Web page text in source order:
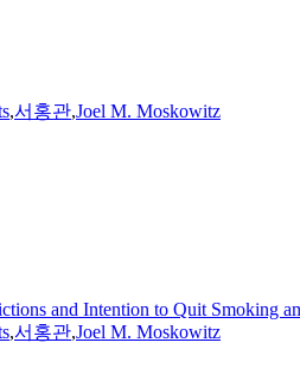
,서홍관,Joel M. Moskowitz
and Intention to Quit Smoking
,서홍관,Joel M. Moskowitz